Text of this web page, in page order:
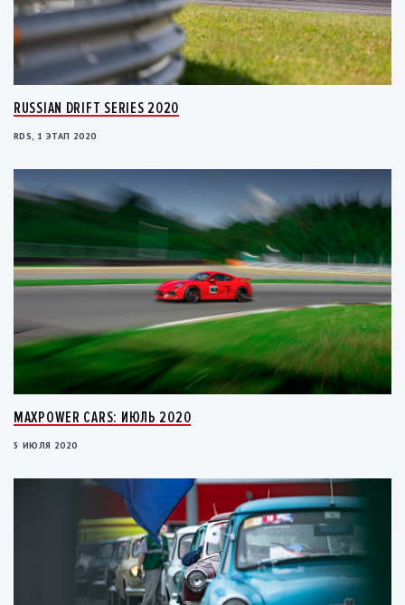
RUSSIAN DRIFT SERIES 2020
RDS, 1 ЭТАП 2020
MAXPOWER CARS: ИЮЛЬ 2020
5 ИЮЛЯ 2020